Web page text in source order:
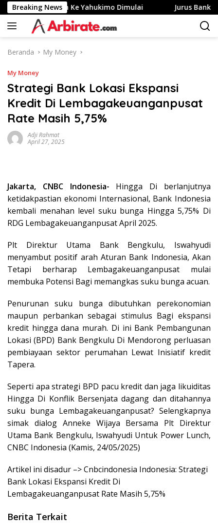
Langsung
ke
konten
Breaking News
Merah Putih Ke Yahukimo Dimulai Jurus Bank Jago
Beranda My Money
My Money
Strategi Bank Lokasi Ekspansi
Kredit Di Lembagakeuanganpusat
Rate Masih 5,75%
Adji Rahmat
April 27, 2025
Jakarta, CNBC Indonesia- Hingga Di berlanjutnya
ketidakpastian ekonomi Internasional, Bank Indonesia
kembali menahan level suku bunga Hingga 5,75% Di
RDG Lembagakeuanganpusat April 2025.
Plt Direktur Utama Bank Bengkulu, Iswahyudi
menyambut positif arah Aturan Bank Indonesia, Akan
Tetapi berharap Lembagakeuanganpusat mulai
membuka Potensi Bagi memangkas suku bunga acuan.
Penurunan suku bunga dibutuhkan perekonomian
maupun perbankan sebagai stimulus Bagi ekspansi
kredit hingga dana murah. Di ini Bank Pembangunan
Lokasi (BPD) Bank Bengkulu Di Mendorong perluasan
pembiayaan sektor perumahan Lewat Inisiatif kredit
Tapera.
Seperti apa strategi BPD pacu kredit dan jaga likuiditas
Hingga Di Konflik Bersenjata dagang dan ditahannya
suku bunga Lembagakeuanganpusat? Selengkapnya
simak dialog Anneke Wijaya Bersama Plt Direktur
Utama Bank Bengkulu, Iswahyudi Untuk Power Lunch,
CNBC Indonesia (Kamis, 24/05/2025)
Artikel ini disadur –> Cnbcindonesia Indonesia: Strategi
Bank Lokasi Ekspansi Kredit Di
Lembagakeuanganpusat Rate Masih 5,75%
Berita Terkait